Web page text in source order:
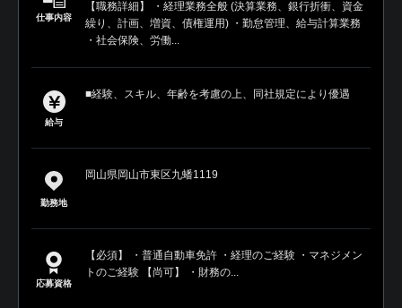
仕事内容
【職務詳細】 ・経理業務全般 (決算業務、銀行折衝、資金
繰り、計画、増資、債権運用) ・勤怠管理、給与計算業務
・社会保険、労働...
給与
■経験、スキル、年齢を考慮の上、同社規定により優遇
勤務地
岡山県岡山市東区九蟠1119
応募資格
【必須】 ・普通自動車免許 ・経理のご経験 ・マネジメン
トのご経験 【尚可】 ・財務の...